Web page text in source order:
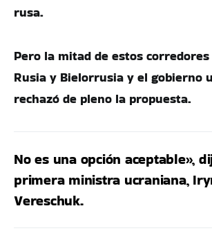
rusa.
Pero la mitad de estos
Rusia y Bielorrusia y el gobierno
rechazó de pleno la propuesta.
No es una opción aceptable»,
primera ministra ucraniana,
Vereschuk.